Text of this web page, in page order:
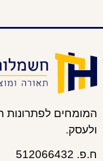
המומחים
ולעסק.
ח.פ. 512066432